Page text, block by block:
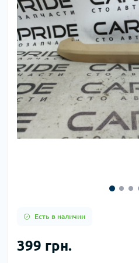
Есть в наличии
399 грн.